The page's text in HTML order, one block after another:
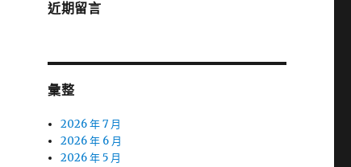
近期留言
彙整
2026 年 7 月
2026 年 6 月
2026 年 5 月